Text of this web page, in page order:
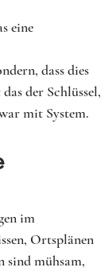
eine
dass dies
der Schlüssel,
mit System.
im
Ortsplänen
sind mühsam,